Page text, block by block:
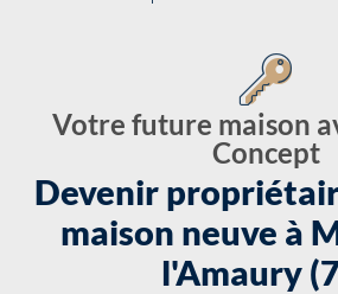
Votre future maison
Concept
Devenir
maison neuve à
l'Amaury